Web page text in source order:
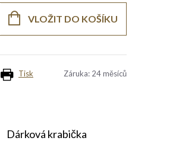
VLOŽIT DO KOŠÍKU
Tisk Záruka: 24 měsíců
Dárková krabička